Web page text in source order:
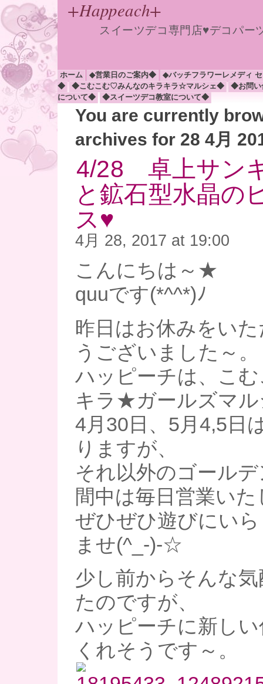
+Happeach+
スイーツデコ専門店♥デコパ
ホーム ◆営業日のご案内◆
◆バッチフラワーレメディ
◆
◆こむこむ♡みんなのキラキラ☆マルシェ◆
◆お問
について◆
◆スイーツデコ教室について◆
You are currently
archives for 28 4月
4/28 卓上サン
と鉱石型水晶の
ス♥
4月 28, 2017 at 19:00
こんにちは～★
quuです(*^^*)ﾉ
昨日はお休みをい
うございました～。
ハッピーチは、こ
キラ★ガールズマル
4月30日、5月4,5日
りますが、
それ以外のゴール
間中は毎日営業い
ぜひぜひ遊びにい
ませ(^_-)-☆
少し前からそんな
たのですが、
ハッピーチに新し
くれそうです～。